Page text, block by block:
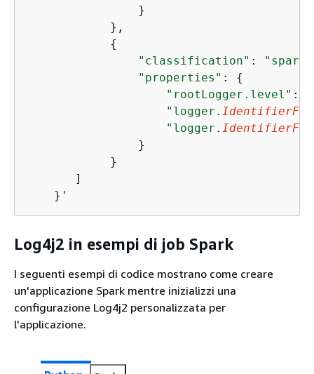
                }
            },
{
"classification" :
"properties" : {
"rootLogger.level" :
"logger.
"logger.
                }
            }
       ]
    }'
Log4j2 in esempi di job Spark
I seguenti esempi di codice mostrano come creare
un'applicazione Spark mentre inizializzi una
configurazione Log4j2 personalizzata per
l'applicazione.